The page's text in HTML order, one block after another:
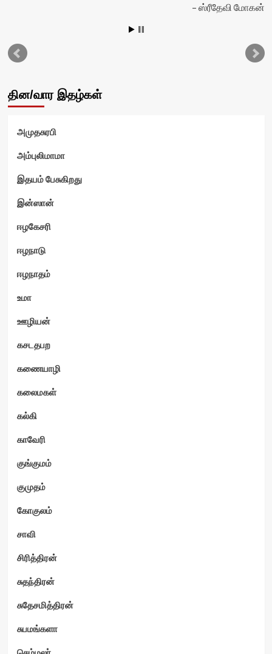
ஸ்ரீதேவி மோகன்
தின/வார இதழ்கள்
அமுதசுரபி
அம்புலிமாமா
இதயம் பேசுகிறது
இன்ஸான்
ஈழகேசரி
ஈழநாடு
ஈழநாதம்
உமா
ஊழியன்
கசடதபற
கணையாழி
கலைமகள்
கல்கி
காவேரி
குங்குமம்
குமுதம்
கோகுலம்
சாவி
சிரித்திரன்
சுதந்திரன்
சுதேசமித்திரன்
சுபமங்களா